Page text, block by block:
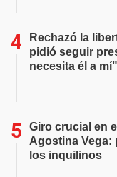
Rechazó la
pidió seguir
necesita él a mí"
Giro crucial en
Agostina Vega:
los inquilinos